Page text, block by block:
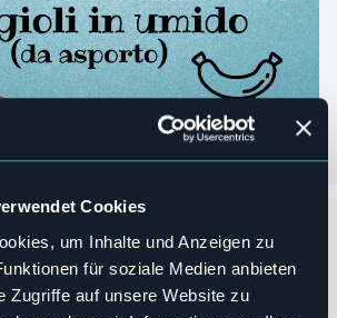
Cookies
um Inhalte und Anzeigen zu
für soziale Medien anbieten
Zugriffe auf unsere Website zu
2024con distribuzione di salamini,
e fagioli in umido - da asporto.